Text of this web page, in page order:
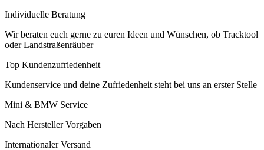
Individuelle Beratung
Wir beraten euch gerne zu euren Ideen und Wünschen, ob Tracktool
oder Landstraßenräuber
Top Kundenzufriedenheit
Kundenservice und deine Zufriedenheit steht bei uns an erster Stelle
Mini & BMW Service
Nach Hersteller Vorgaben
Internationaler Versand